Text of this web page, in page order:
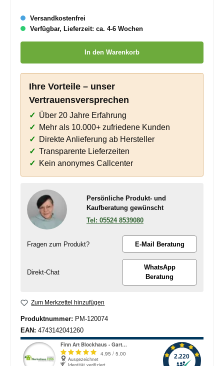
Versandkostenfrei
Verfügbar, Lieferzeit: ca. 4-6 Wochen
In den Warenkorb
Ihre Vorteile – unser
Vertrauensversprechen
Über 20 Jahre Erfahrung
Mehr als 10.000+ zufriedene Kunden
Direkte Anlieferung ab Hersteller
Transparente Lieferzeiten
Kein anonymes Callcenter
Persönliche Produkt- und
Kaufberatung gewünscht
05524 8539080
Fragen zum Produkt? E-Mail Beratung
Direkt-Chat
WhatsApp
Beratung
Zum Merkzettel hinzufügen
Produktnummer: PM-120074
EAN: 4743142041260